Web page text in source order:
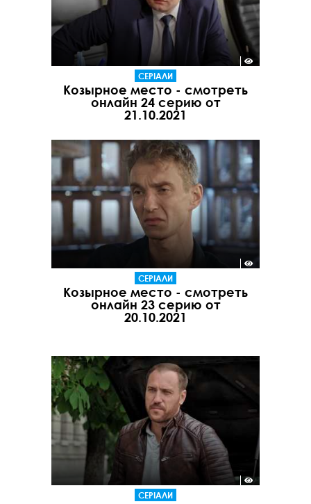
СЕРІАЛИ
Козырное место - смотреть
онлайн 24 серию от
21.10.2021
СЕРІАЛИ
Козырное место - смотреть
онлайн 23 серию от
20.10.2021
СЕРІАЛИ